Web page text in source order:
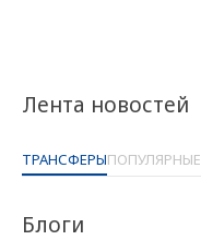
Лента новостей
ТРАНСФЕРЫПОПУЛЯРНЫЕ
Блоги